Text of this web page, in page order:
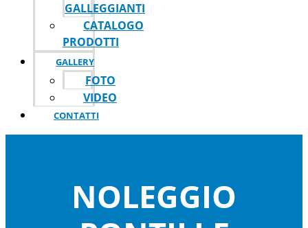
GALLEGGIANTI
CATALOGO
PRODOTTI
GALLERY
FOTO
VIDEO
CONTATTI
NOLEGGIO